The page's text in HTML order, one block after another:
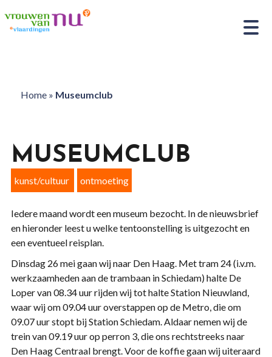
Home» Museumclub
MUSEUMCLUB
kunst/cultuur ontmoeting
Iedere maand wordt een museum bezocht. In de nieuwsbrief
en hieronder leest u welke tentoonstelling is uitgezocht en
een eventueel reisplan.
Dinsdag 26 mei gaan wij naar Den Haag. Met tram 24 (i.v.m.
werkzaamheden aan de trambaan in Schiedam) halte De
Loper van 08.34 uur rijden wij tot halte Station Nieuwland,
waar wij om 09.04 uur overstappen op de Metro, die om
09.07 uur stopt bij Station Schiedam. Aldaar nemen wij de
trein van 09.19 uur op perron 3, die ons rechtstreeks naar
Den Haag Centraal brengt. Voor de koffie gaan wij uiteraard